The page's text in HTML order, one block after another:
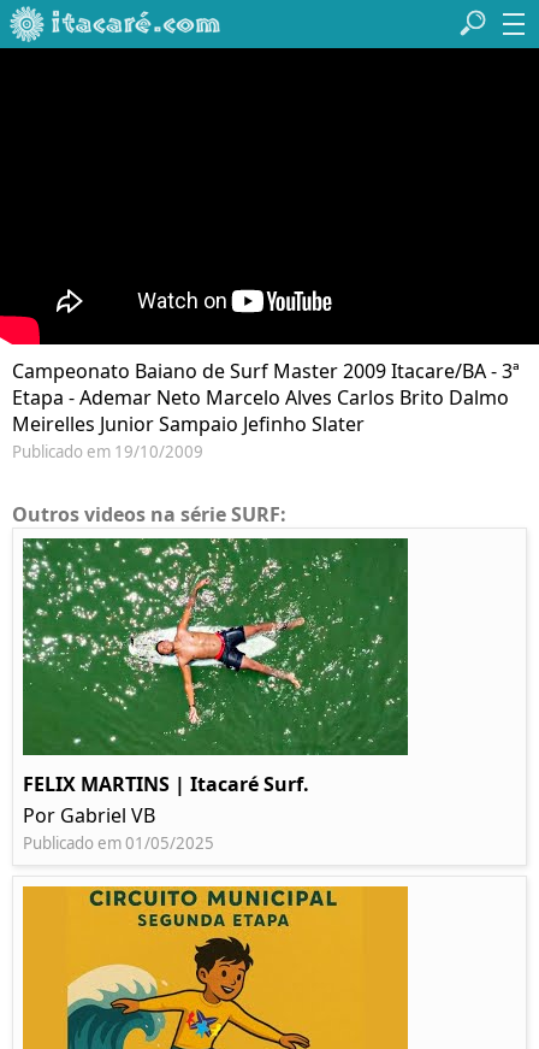
Campeonato Baiano de Surf Master 2009 Itacare/BA - 3ª
Etapa - Ademar Neto Marcelo Alves Carlos Brito Dalmo
Meirelles Junior Sampaio Jefinho Slater
Publicado em 19/10/2009
Outros videos na série SURF:
FELIX MARTINS | Itacaré Surf.
Por Gabriel VB
Publicado em 01/05/2025